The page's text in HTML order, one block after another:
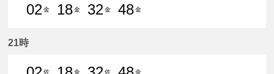
02金
18金
32金
48金
21時
佐 金 佐 金